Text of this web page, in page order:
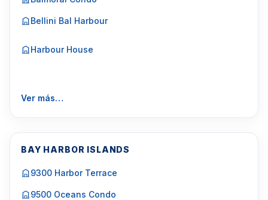
Bellini Bal Harbour
Harbour House
Ver más…
BAY HARBOR ISLANDS
9300 Harbor Terrace
9500 Oceans Condo